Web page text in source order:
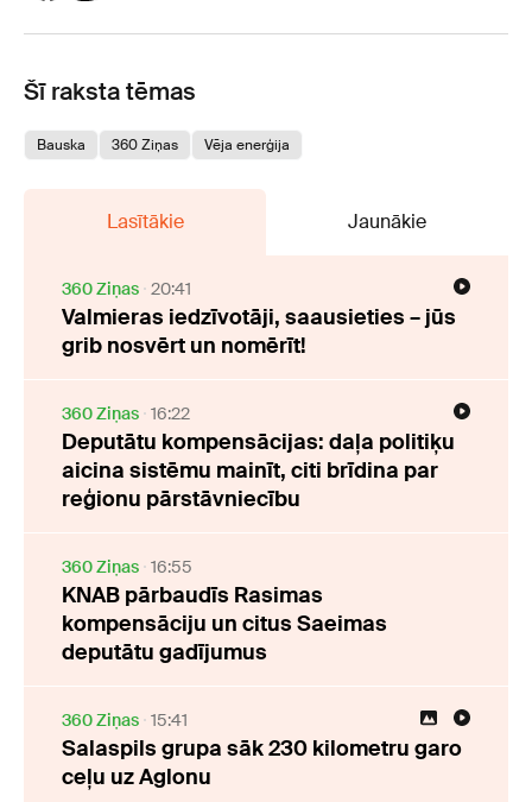
Šī raksta tēmas
Bauska 360 Ziņas Vēja enerģija
Lasītākie Jaunākie
360 Ziņas 20:41
Valmieras iedzīvotāji, saausieties – jūs
grib nosvērt un nomērīt!
360 Ziņas 16:22
Deputātu kompensācijas: daļa politiķu
aicina sistēmu mainīt, citi brīdina par
reģionu pārstāvniecību
360 Ziņas 16:55
KNAB pārbaudīs Rasimas
kompensāciju un citus Saeimas
deputātu gadījumus
360 Ziņas 15:41
Salaspils grupa sāk 230 kilometru garo
ceļu uz Aglonu